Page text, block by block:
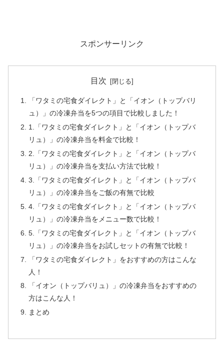
スポンサーリンク
目次
「ワタミの宅食ダイレクト」と「イオン（トップバリ
ュ）」の冷凍弁当を5つの項目で比較しました！
1.「ワタミの宅食ダイレクト」と「イオン（トップバ
リュ）」の冷凍弁当を料金で比較！
2.「ワタミの宅食ダイレクト」と「イオン（トップバ
リュ）」の冷凍弁当を支払い方法で比較！
3.「ワタミの宅食ダイレクト」と「イオン（トップバ
リュ）」の冷凍弁当をご飯の有無で比較
4.「ワタミの宅食ダイレクト」と「イオン（トップバ
リュ）」の冷凍弁当をメニュー数で比較！
5.「ワタミの宅食ダイレクト」と「イオン（トップバ
リュ）」の冷凍弁当をお試しセットの有無で比較！
「ワタミの宅食ダイレクト」をおすすめの方はこんな
人！
「イオン（トップバリュ）」の冷凍弁当をおすすめの
方はこんな人！
まとめ